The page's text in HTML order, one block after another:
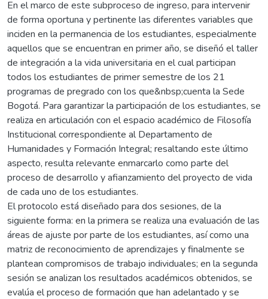
En el marco de este subproceso de ingreso, para intervenir
de forma oportuna y pertinente las diferentes variables que
inciden en la permanencia de los estudiantes, especialmente
aquellos que se encuentran en primer año, se diseñó el taller
de integración a la vida universitaria en el cual participan
todos los estudiantes de primer semestre de los 21
programas de pregrado con los que&nbsp;cuenta la Sede
Bogotá. Para garantizar la participación de los estudiantes, se
realiza en articulación con el espacio académico de Filosofía
Institucional correspondiente al Departamento de
Humanidades y Formación Integral; resaltando este último
aspecto, resulta relevante enmarcarlo como parte del
proceso de desarrollo y afianzamiento del proyecto de vida
de cada uno de los estudiantes.
El protocolo está diseñado para dos sesiones, de la
siguiente forma: en la primera se realiza una evaluación de las
áreas de ajuste por parte de los estudiantes, así como una
matriz de reconocimiento de aprendizajes y finalmente se
plantean compromisos de trabajo individuales; en la segunda
sesión se analizan los resultados académicos obtenidos, se
evalúa el proceso de formación que han adelantado y se